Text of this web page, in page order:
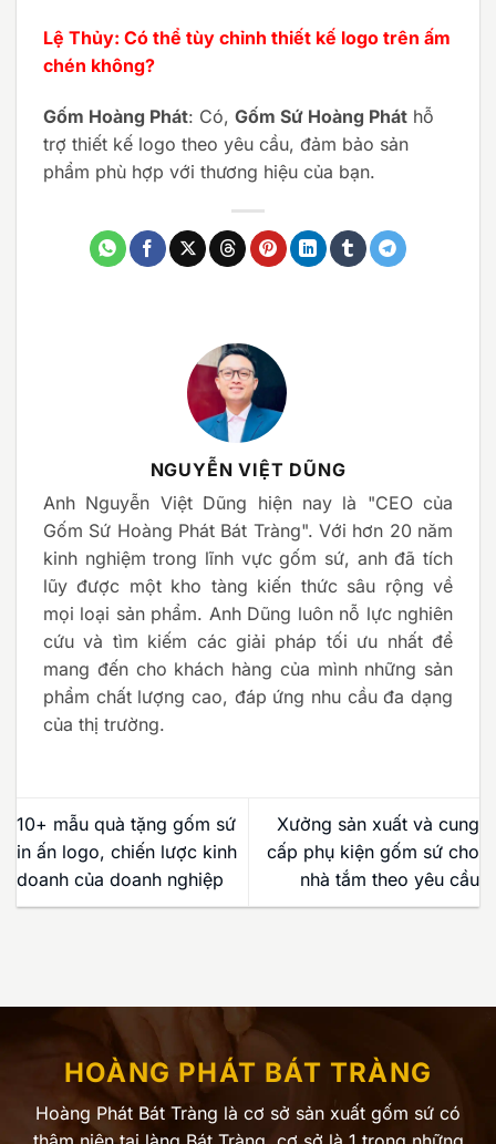
Lệ Thủy: Có thể tùy chỉnh thiết kế logo trên ấm
chén không?
Gốm Hoàng Phát: Có, Gốm Sứ Hoàng Phát hỗ
trợ thiết kế logo theo yêu cầu, đảm bảo sản
phẩm phù hợp với thương hiệu của bạn.
NGUYỄN VIỆT DŨNG
Anh Nguyễn Việt Dũng hiện nay là "CEO của
Gốm Sứ Hoàng Phát Bát Tràng". Với hơn 20 năm
kinh nghiệm trong lĩnh vực gốm sứ, anh đã tích
lũy được một kho tàng kiến thức sâu rộng về
mọi loại sản phẩm. Anh Dũng luôn nỗ lực nghiên
cứu và tìm kiếm các giải pháp tối ưu nhất để
mang đến cho khách hàng của mình những sản
phẩm chất lượng cao, đáp ứng nhu cầu đa dạng
của thị trường.
10+ mẫu quà tặng gốm sứ
in ấn logo, chiến lược kinh
doanh của doanh nghiệp
Xưởng sản xuất và cung
cấp phụ kiện gốm sứ cho
nhà tắm theo yêu cầu
HOÀNG PHÁT BÁT TRÀNG
Hoàng Phát Bát Tràng là cơ sở sản xuất gốm sứ có